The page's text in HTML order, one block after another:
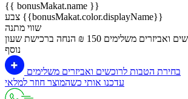
{{ bonusMakat.name }}
צבע {{bonusMakat.color.displayName}}
שווי מתנה
ואביזרים משלימים
150 ₪ הנחה ברכישת שעון
נוסף
בחירת הטבות לרוכשים ואביזרים משלימים
עדכנו אותי כשהמוצר חוזר למלאי